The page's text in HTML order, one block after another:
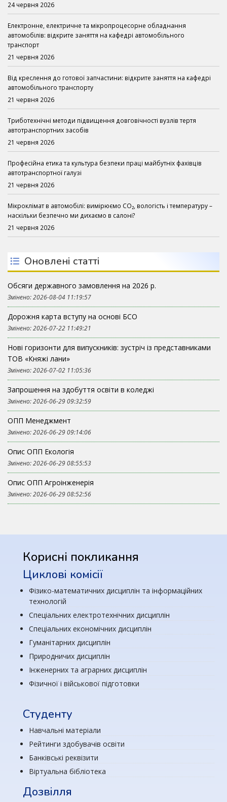
24 червня 2026
Електронне, електричне та мікропроцесорне обладнання
автомобілів: відкрите заняття на кафедрі автомобільного
транспорт
21 червня 2026
Від креслення до готової запчастини: відкрите заняття на кафедрі
автомобільного транспорту
21 червня 2026
Триботехнічні методи підвищення довговічності вузлів тертя
автотранспортних засобів
21 червня 2026
Професійна етика та культура безпеки праці майбутніх фахівців
автотранспортної галузі
21 червня 2026
Мікроклімат в автомобілі: вимірюємо CO₂, вологість і температуру –
наскільки безпечно ми дихаємо в салоні?
21 червня 2026
Оновлені статті
Обсяги державного замовлення на 2026 р.
Змінено: 2026-08-04 11:19:57
Дорожня карта вступу на основі БСО
Змінено: 2026-07-22 11:49:21
Нові горизонти для випускників: зустріч із представниками
ТОВ «Княжі лани»
Змінено: 2026-07-02 11:05:36
Запрошення на здобуття освіти в коледжі
Змінено: 2026-06-29 09:32:59
ОПП Менеджмент
Змінено: 2026-06-29 09:14:06
Опис ОПП Екологія
Змінено: 2026-06-29 08:55:53
Опис ОПП Агроінженерія
Змінено: 2026-06-29 08:52:56
Корисні покликання
Циклові комісії
Фізико-математичних дисциплін та інформаційних
технологій
Спеціальних електротехнічних дисциплін
Спеціальних економічних дисциплін
Гуманітарних дисциплін
Природничих дисциплін
Інженерних та аграрних дисциплін
Фізичної і військової підготовки
Студенту
Навчальні матеріали
Рейтинги здобувачів освіти
Банківські реквізити
Віртуальна бібліотека
Дозвілля